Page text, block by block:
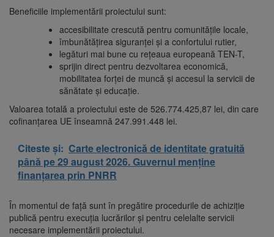
Beneficiile implementării proiectului sunt:
accesibilitate crescută pentru comunitățile locale,
îmbunătățirea siguranței și a confortului rutier,
legături mai bune cu rețeaua europeană TEN-T,
sprijin direct pentru dezvoltarea economică,
mobilitatea forței de muncă și accesul la servicii de
sănătate și educație.
Valoarea totală a proiectului este de 526.774.425,87 lei, din care
cofinanțarea UE înseamnă 247.991.448 lei.
Citeste și: Carte electronică de identitate gratuită
până pe 29 august 2026. Guvernul menține
finanțarea prin PNRR
În momentul de faţă sunt în pregătire procedurile de achiziție
publică pentru execuția lucrărilor și pentru celelalte servicii
necesare implementării proiectului.